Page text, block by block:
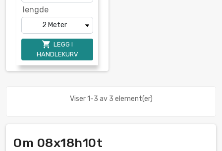
lengde
 LEGG I
HANDLEKURV
Viser 1-3 av 3 element(er)
Om 08x18h10t